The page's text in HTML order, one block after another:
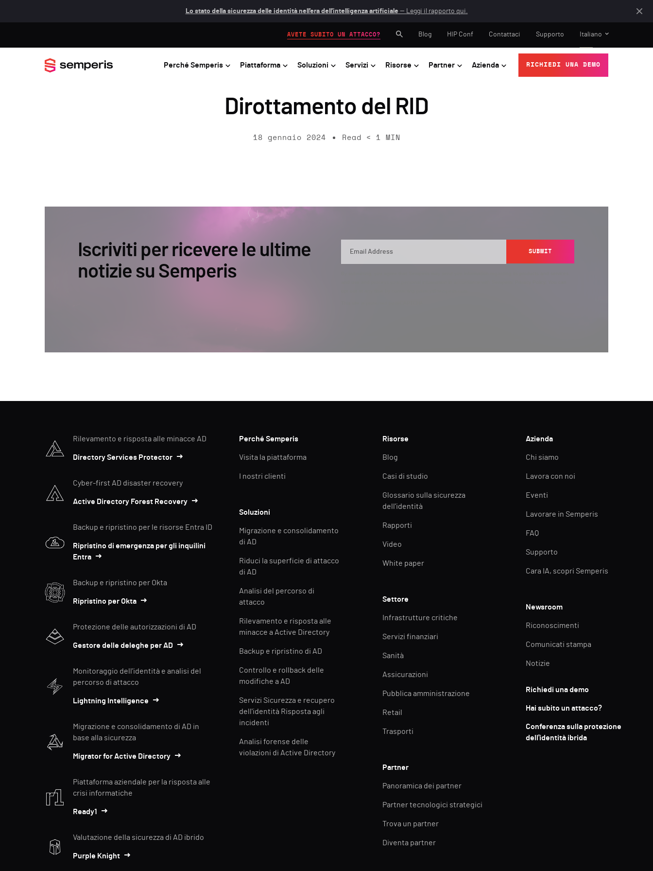
Lo stato della sicurezza delle identità nell'era dell'intelligenza artificiale — Leggi il rapporto qui.
Perché Semperis Piattaforma Soluzioni Servizi Risorse Partner Azienda RICHIEDI UNA DEMO
AVETE SUBITO UN ATTACCO? Blog HIP Conf Contattaci Supporto Italiano
Dirottamento del RID
18 gennaio 2024 Read < 1 MIN
Iscriviti per ricevere le ultime
notizie su Semperis
SUBMIT
Rilevamento e risposta alle minacce AD
Directory Services Protector
Cyber-first AD disaster recovery
Active Directory Forest Recovery
Backup e ripristino per le risorse Entra ID
Ripristino di emergenza per gli inquilini
Entra
Backup e ripristino per Okta
Ripristino per Okta
Protezione delle autorizzazioni di AD
Gestore delle deleghe per AD
Monitoraggio dell'identità e analisi del
percorso di attacco
Lightning Intelligence
Migrazione e consolidamento di AD in
base alla sicurezza
Migrator for Active Directory
Piattaforma aziendale per la risposta alle
crisi informatiche
Ready1
Valutazione della sicurezza di AD ibrido
Purple Knight
Perché Semperis
Visita la piattaforma
I nostri clienti
Soluzioni
Migrazione e consolidamento
di AD
Riduci la superficie di attacco
di AD
Analisi del percorso di
attacco
Rilevamento e risposta alle
minacce a Active Directory
Backup e ripristino di AD
Controllo e rollback delle
modifiche a AD
Servizi Sicurezza e recupero
dell'identità Risposta agli
incidenti
Analisi forense delle
violazioni di Active Directory
Risorse
Blog
Casi di studio
Glossario sulla sicurezza
dell'identità
Rapporti
Video
White paper
Settore
Infrastrutture critiche
Servizi finanziari
Sanità
Assicurazioni
Pubblica amministrazione
Retail
Trasporti
Partner
Panoramica dei partner
Partner tecnologici strategici
Trova un partner
Diventa partner
Azienda
Chi siamo
Lavora con noi
Eventi
Lavorare in Semperis
FAQ
Supporto
Cara IA, scopri Semperis
Newsroom
Riconoscimenti
Comunicati stampa
Notizie
Richiedi una demo
Hai subito un attacco?
Conferenza sulla protezione
dell'identità ibrida